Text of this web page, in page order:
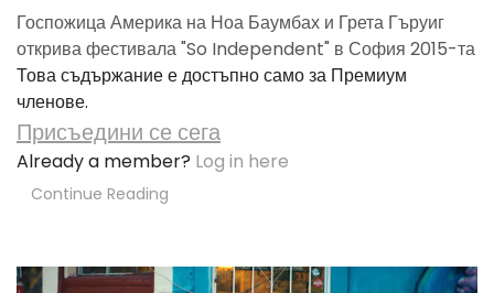
Госпожица Америка на Ноа Баумбах и Грета Гъруиг
открива фестивала "So Independent" в София 2015-та
Това съдържание е достъпно само за Премиум
членове.
Присъедини се сега
Already a member? Log in here
Continue Reading